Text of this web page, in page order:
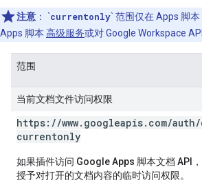
注意 ： `currentonly` 范围仅在 Apps 脚
Apps 脚本 高级服务或对 Google Workspace
范围
当前文档文件访问权限
https: //www. googleapis. com/auth/
currentonly
如果插件访问 Google Apps 脚本文档 API，
授予对打开的文档内容的临时访问权限。